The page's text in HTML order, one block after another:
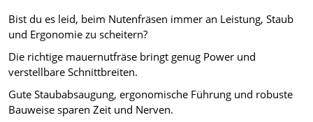
Bist du es leid, beim Nutenfräsen immer an Leistung, Staub
und Ergonomie zu scheitern?
Die richtige mauernutfräse bringt genug Power und
verstellbare Schnittbreiten.
Gute Staubabsaugung, ergonomische Führung und robuste
Bauweise sparen Zeit und Nerven.